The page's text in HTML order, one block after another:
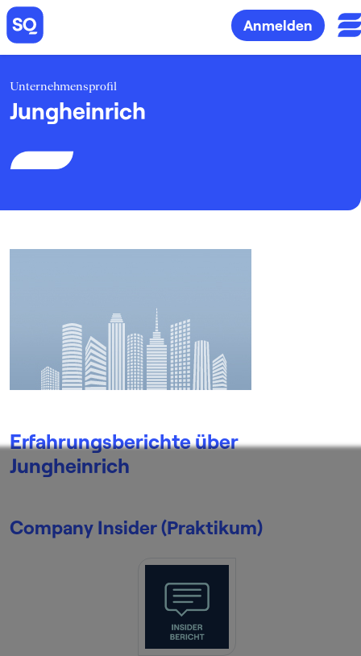
Anmelden
Unternehmensprofil
Jungheinrich
Erfahrungsberichte über
Jungheinrich
Company Insider (Praktikum)